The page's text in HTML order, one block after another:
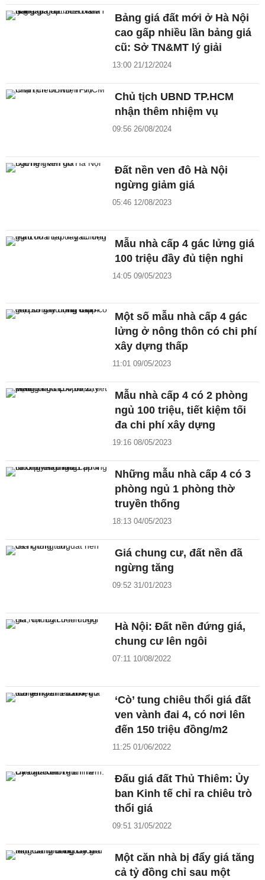
Bảng giá đất mới ở Hà Nội
cao gấp nhiều lần bảng giá
cũ: Sở TN&MT lý giải
13:00 21/12/2024
Chủ tịch UBND TP.HCM
nhận thêm nhiệm vụ
09:56 26/08/2024
Đất nền ven đô Hà Nội
ngừng giảm giá
05:46 12/08/2023
Mẫu nhà cấp 4 gác lửng giá
100 triệu đầy đủ tiện nghi
14:05 09/05/2023
Một số mẫu nhà cấp 4 gác
lửng ở nông thôn có chi phí
xây dựng thấp
11:01 09/05/2023
Mẫu nhà cấp 4 có 2 phòng
ngủ 100 triệu, tiết kiệm tối
đa chi phí xây dựng
19:16 08/05/2023
Những mẫu nhà cấp 4 có 3
phòng ngủ 1 phòng thờ
truyền thống
18:13 04/05/2023
Giá chung cư, đất nền đã
ngừng tăng
09:52 31/01/2023
Hà Nội: Đất nền đứng giá,
chung cư lên ngôi
07:11 10/08/2022
‘Cò’ tung chiêu thổi giá đất
ven vành đai 4, có nơi lên
đến 150 triệu đồng/m2
11:25 01/06/2022
Đấu giá đất Thủ Thiêm: Ủy
ban Kinh tế chỉ ra chiêu trò
thổi giá
09:51 31/05/2022
Một căn nhà bị đẩy giá tăng
cả tỷ đồng chỉ sau một